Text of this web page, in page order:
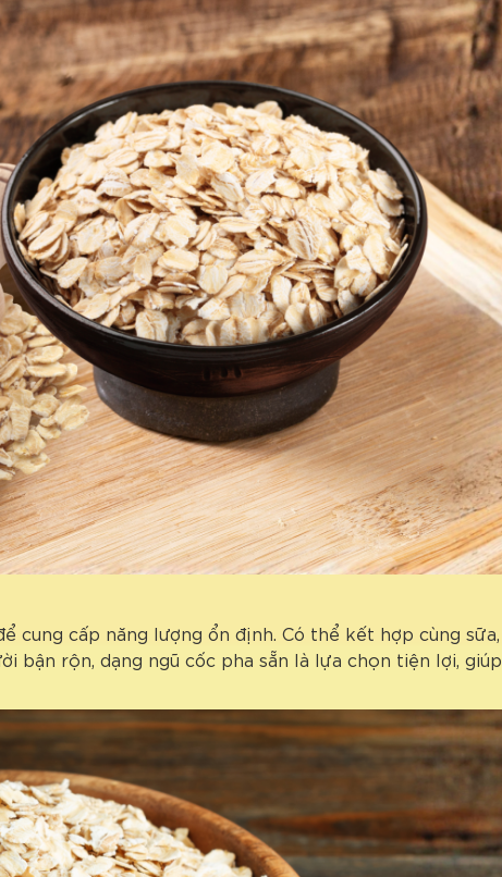
cung cấp năng lượng ổn định. Có thể kết hợp cùng sữa,
bận rộn, dạng ngũ cốc pha sẵn là lựa chọn tiện lợi, giúp